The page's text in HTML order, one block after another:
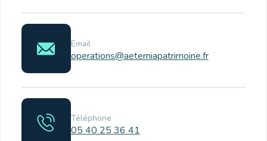
Email
operations@aeterniapatrimoine.fr
Téléphone
05 40 25 36 41